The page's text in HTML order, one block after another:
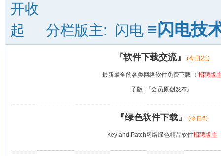
分栏版主: 闪电 ≡闪电技
『软件下载交流』 (今日 21)
最新最全的各类网络软件免费下载 ！ 招聘版
子版: 『会员原创发布』
『绿色软件下载』 (今日 6)
Key and Patch网络绿色精品软件招聘版主